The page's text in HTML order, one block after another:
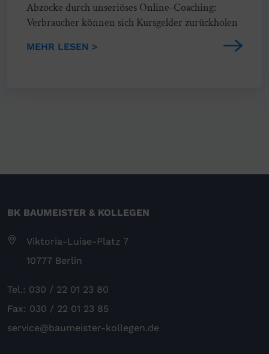
Abzocke durch unseriöses Online-Coaching:
Verbraucher können sich Kursgelder zurückholen
MEHR LESEN >
BK BAUMEISTER & KOLLEGEN
Viktoria-Luise-Platz 7
10777 Berlin
Tel.: 030 / 22 01 23 80
Fax: 030 / 22 01 23 85
service@baumeister-kollegen.de